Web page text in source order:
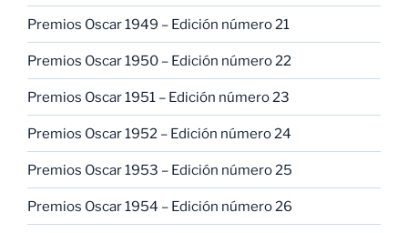
Premios Oscar 1949 – Edición número 21
Premios Oscar 1950 – Edición número 22
Premios Oscar 1951 – Edición número 23
Premios Oscar 1952 – Edición número 24
Premios Oscar 1953 – Edición número 25
Premios Oscar 1954 – Edición número 26